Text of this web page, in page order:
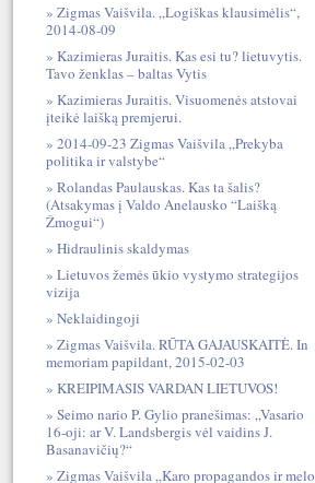
Zigmas Vaišvila. „Logiškas klausimėlis“,
2014-08-09
Kazimieras Juraitis. Kas esi tu? lietuvytis.
Tavo ženklas – baltas Vytis
Kazimieras Juraitis. Visuomenės atstovai
įteikė laišką premjerui.
2014-09-23 Zigmas Vaišvila „Prekyba
politika ir valstybe“
Rolandas Paulauskas. Kas ta šalis?
(Atsakymas į Valdo Anelausko “Laišką
Žmogui“)
Hidraulinis skaldymas
Lietuvos žemės ūkio vystymo strategijos
vizija
Neklaidingoji
Zigmas Vaišvila. RŪTA GAJAUSKAITĖ. In
memoriam papildant, 2015-02-03
KREIPIMASIS VARDAN LIETUVOS!
Seimo nario P. Gylio pranešimas: „Vasario
16-oji: ar V. Landsbergis vėl vaidins J.
Basanavičių?“
Zigmas Vaišvila „Karo propagandos ir melo